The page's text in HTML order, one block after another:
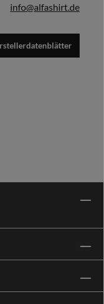
info@alfashirt.de